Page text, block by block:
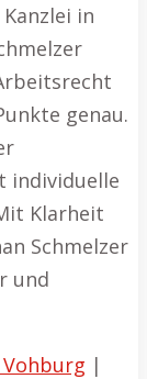
in
genau.
individuelle
Klarheit
Schmelzer
und
|